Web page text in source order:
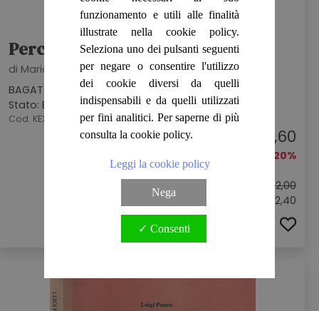
Percorsi Trasversali
di Mario Della Valle Simoni
BAGATTO LIBRI, 1990
Stato: BUONO
Cod. KEX7033
€ 9,60
-20%
€ 12,00
Sconto: € 2,40
funzionamento e utili alle finalità
illustrate nella cookie policy.
Seleziona uno dei pulsanti seguenti
per negare o consentire l'utilizzo
dei cookie diversi da quelli
indispensabili e da quelli utilizzati
per fini analitici. Per saperne di più
consulta la cookie policy.
Leggi la cookie policy
Nega
✓ Consenti